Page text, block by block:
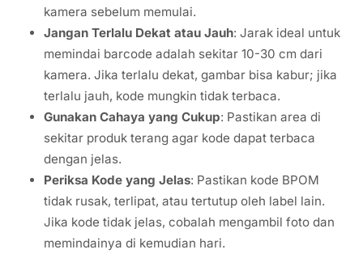
kamera sebelum memulai.
Jangan Terlalu Dekat atau Jauh: Jarak ideal untuk
memindai barcode adalah sekitar 10-30 cm dari
kamera. Jika terlalu dekat, gambar bisa kabur; jika
terlalu jauh, kode mungkin tidak terbaca.
Gunakan Cahaya yang Cukup: Pastikan area di
sekitar produk terang agar kode dapat terbaca
dengan jelas.
Periksa Kode yang Jelas: Pastikan kode BPOM
tidak rusak, terlipat, atau tertutup oleh label lain.
Jika kode tidak jelas, cobalah mengambil foto dan
memindainya di kemudian hari.